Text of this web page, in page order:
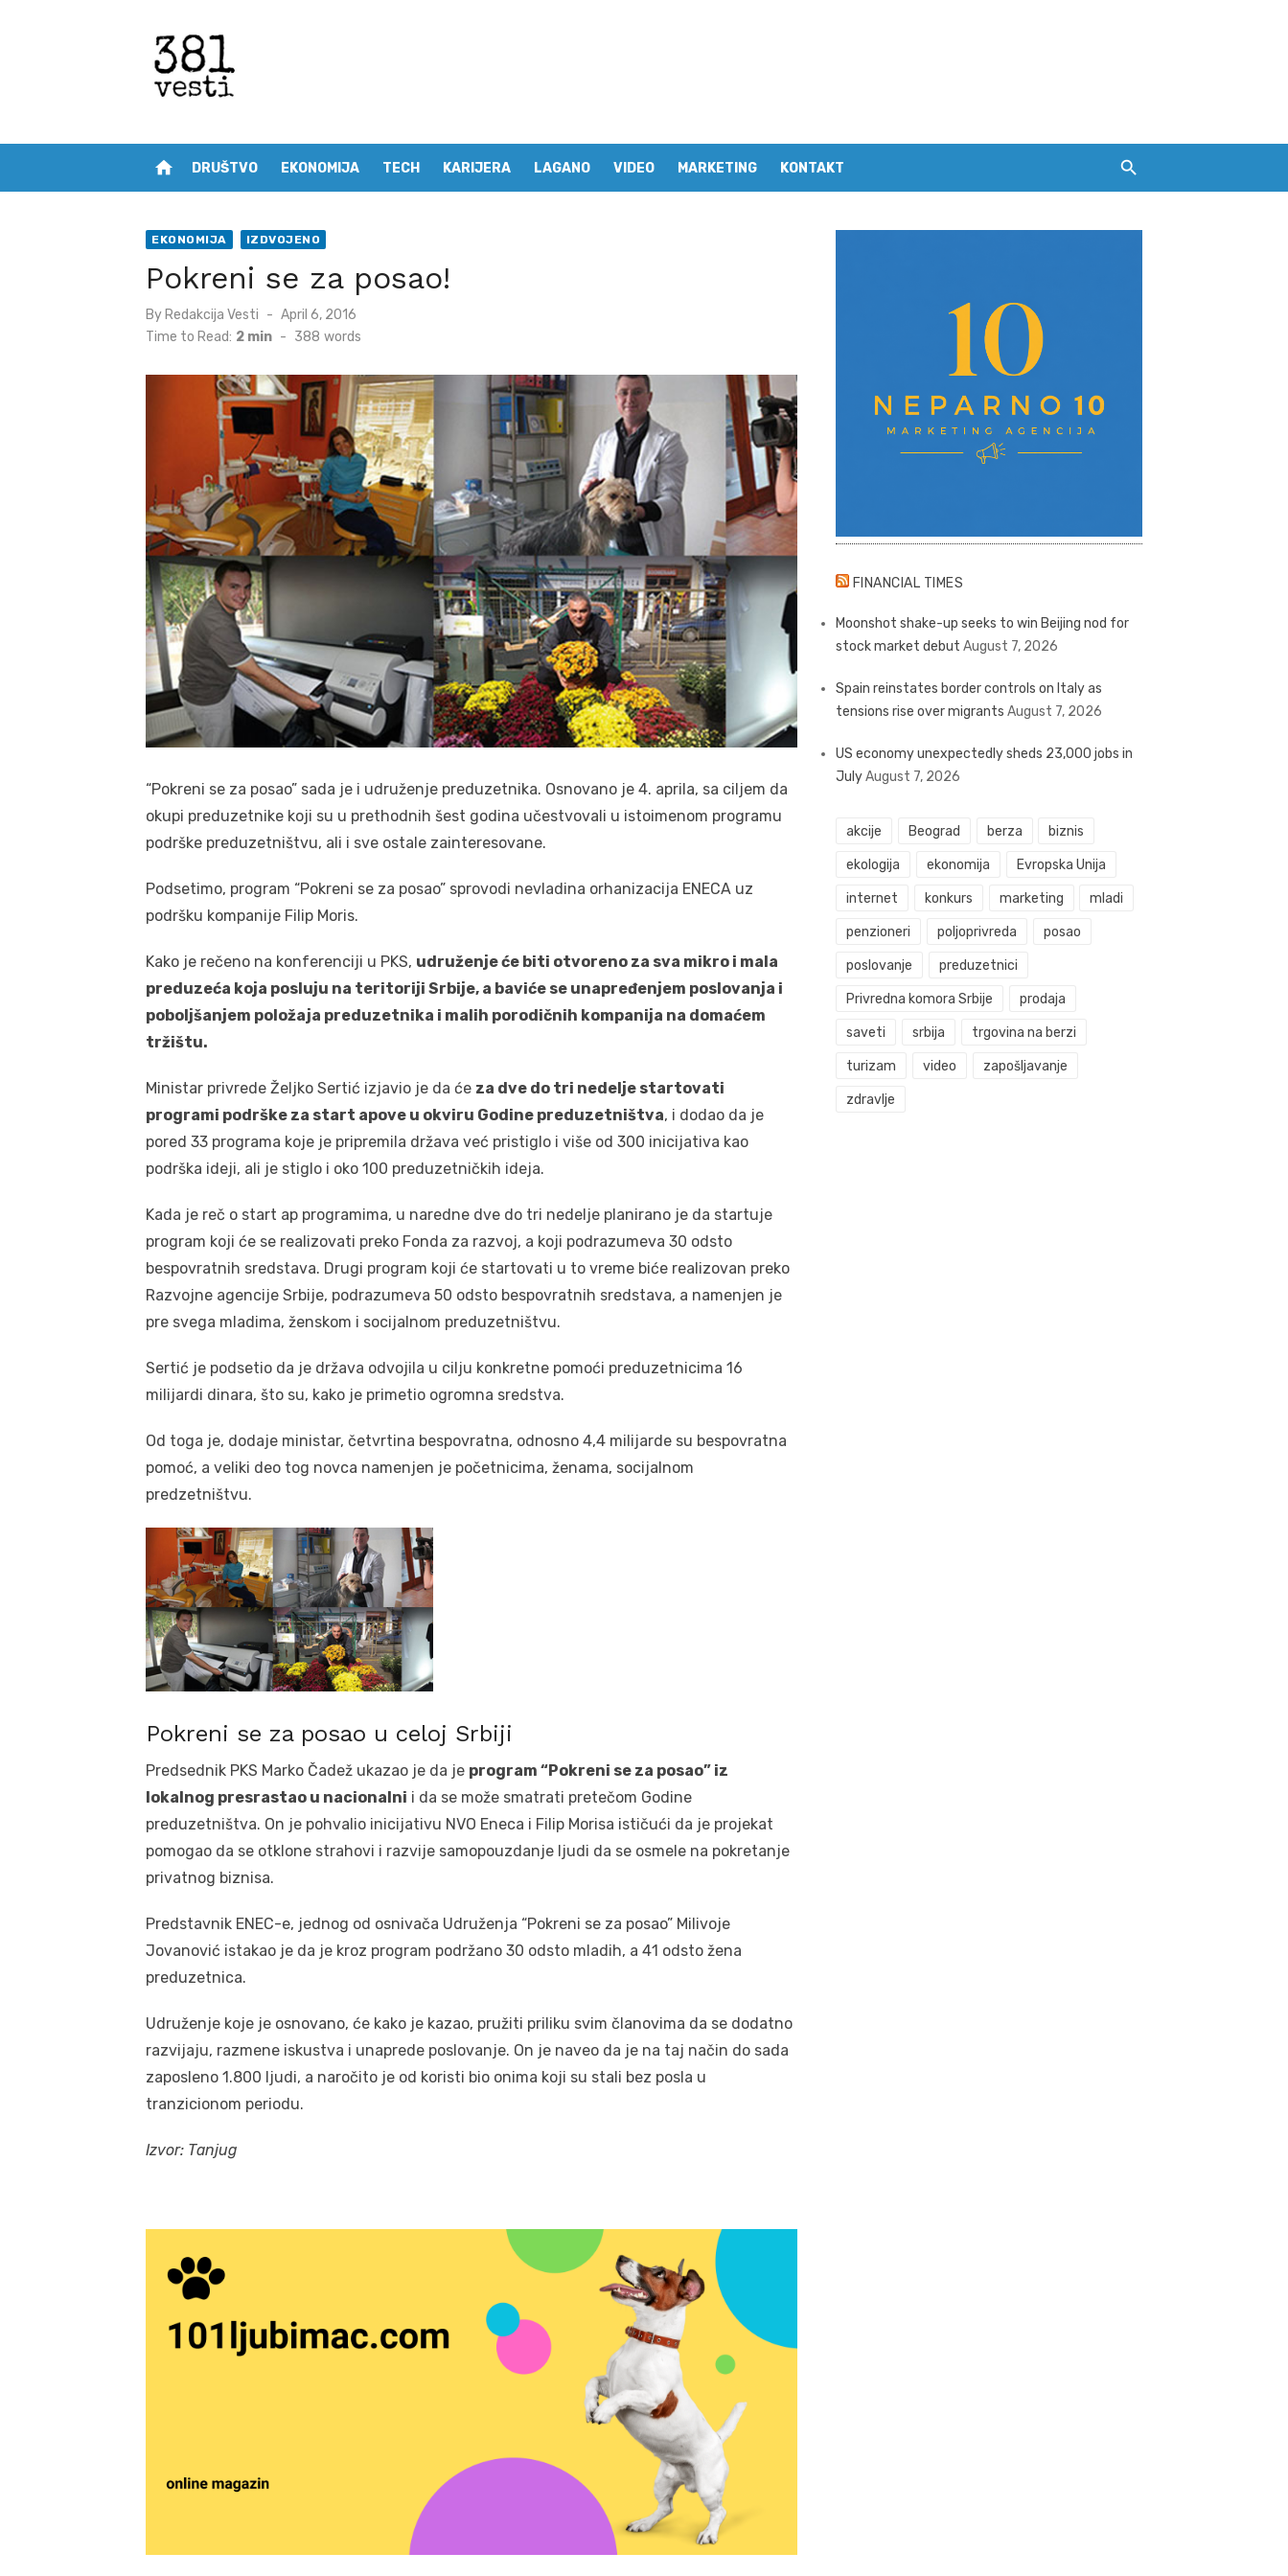
home DRUŠTVO EKONOMIJA TECH KARIJERA LAGANO VIDEO MARKETING KONTAKT
EKONOMIJA IZDVOJENO
Pokreni se za posao!
By Redakcija Vesti
Posted
April 6, 2016
Time to Read: 2 min - 388 words
“Pokreni se za posao” sada je i udruženje preduzetnika. Osnovano je 4. aprila, sa ciljem da
okupi preduzetnike koji su u prethodnih šest godina učestvovali u istoimenom programu
podrške preduzetništvu, ali i sve ostale zainteresovane.
Podsetimo, program “Pokreni se za posao” sprovodi nevladina orhanizacija ENECA uz
podršku kompanije Filip Moris.
Kako je rečeno na konferenciji u PKS, udruženje će biti otvoreno za sva mikro i mala
preduzeća koja posluju na teritoriji Srbije, a baviće se unapređenjem poslovanja i
poboljšanjem položaja preduzetnika i malih porodičnih kompanija na domaćem
tržištu.
Ministar privrede Željko Sertić izjavio je da će za dve do tri nedelje startovati
programi podrške za start apove u okviru Godine preduzetništva, i dodao da je
pored 33 programa koje je pripremila država već pristiglo i više od 300 inicijativa kao
podrška ideji, ali je stiglo i oko 100 preduzetničkih ideja.
Kada je reč o start ap programima, u naredne dve do tri nedelje planirano je da startuje
program koji će se realizovati preko Fonda za razvoj, a koji podrazumeva 30 odsto
bespovratnih sredstava. Drugi program koji će startovati u to vreme biće realizovan preko
Razvojne agencije Srbije, podrazumeva 50 odsto bespovratnih sredstava, a namenjen je
pre svega mladima, ženskom i socijalnom preduzetništvu.
Sertić je podsetio da je država odvojila u cilju konkretne pomoći preduzetnicima 16
milijardi dinara, što su, kako je primetio ogromna sredstva.
Od toga je, dodaje ministar, četvrtina bespovratna, odnosno 4,4 milijarde su bespovratna
pomoć, a veliki deo tog novca namenjen je početnicima, ženama, socijalnom
predzetništvu.
Pokreni se za posao u celoj Srbiji
Predsednik PKS Marko Čadež ukazao je da je program “Pokreni se za posao” iz
lokalnog presrastao u nacionalni i da se može smatrati pretečom Godine
preduzetništva. On je pohvalio inicijativu NVO Eneca i Filip Morisa ističući da je projekat
pomogao da se otklone strahovi i razvije samopouzdanje ljudi da se osmele na pokretanje
privatnog biznisa.
Predstavnik ENEC-e, jednog od osnivača Udruženja “Pokreni se za posao” Milivoje
Jovanović istakao je da je kroz program podržano 30 odsto mladih, a 41 odsto žena
preduzetnica.
Udruženje koje je osnovano, će kako je kazao, pružiti priliku svim članovima da se dodatno
razvijaju, razmene iskustva i unaprede poslovanje. On je naveo da je na taj način do sada
zaposleno 1.800 ljudi, a naročito je od koristi bio onima koji su stali bez posla u
tranzicionom periodu.
Izvor: Tanjug
FINANCIAL TIMES
Moonshot shake-up seeks to win Beijing nod for
stock market debut August 7, 2026
Spain reinstates border controls on Italy as
tensions rise over migrants August 7, 2026
US economy unexpectedly sheds 23,000 jobs in
JulyAugust 7, 2026
akcije Beograd berza biznis
ekologija ekonomija Evropska Unija
internet konkurs marketing mladi
penzioneri poljoprivreda posao
poslovanje preduzetnici
Privredna komora Srbije prodaja
saveti srbija trgovina na berzi
turizam video zapošljavanje
zdravlje